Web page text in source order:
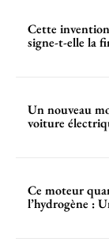
Cette
signe-t-elle la
Un nouveau
voiture
Ce moteur
l’hydrogène :